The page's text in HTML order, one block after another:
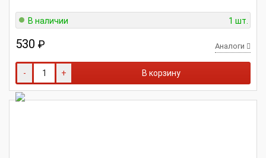
В наличии 1 шт.
530 ₽ Аналоги
- + В корзину